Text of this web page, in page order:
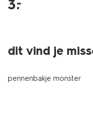
3.
–
dit vind je
laag geprijsd
pennenbakje monster